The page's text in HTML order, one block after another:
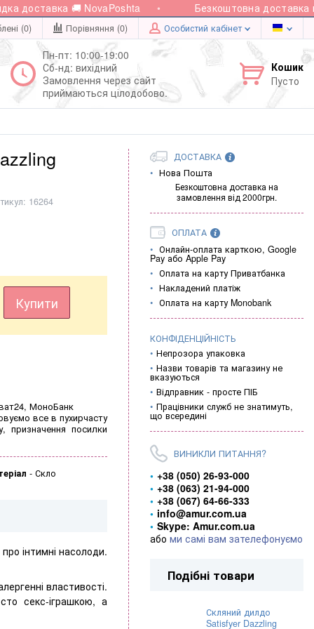
доставка 🚚 NovaPoshta Безкоштовна доставка
(0) Порівняння (0) Особистий кабінет
Пн-пт: 10:00-19:00
Сб-нд: вихідний
Замовлення через сайт
приймаються цілодобово.
Кошик
Пусто
16264
Купити
МоноБанк
все в пухирчасту
призначення посилки
- Скло
інтимні насолоди.
властивості.
секс-іграшкою, а
ДОСТАВКА
Нова Пошта
Безкоштовна доставка на
замовлення від 2000грн.
ОПЛАТА
Онлайн-оплата карткою, Google
Pay або Apple Pay
Оплата на карту Приватбанка
Накладений платіж
Оплата на карту Monobank
КОНФІДЕНЦІЙНІСТЬ
Непрозора упаковка
Назви товарів та магазину не
вказуються
Відправник - просте ПІБ
Працівники служб не знатимуть,
що всередині
ВИНИКЛИ ПИТАННЯ?
+38 (050) 26-93-000
+38 (063) 21-94-000
+38 (067) 64-66-333
info@amur.com.ua
Skype: Amur.com.ua
або ми самі вам зателефонуємо
Подібні товари
Скляний дилдо
Satisfyer Dazzling